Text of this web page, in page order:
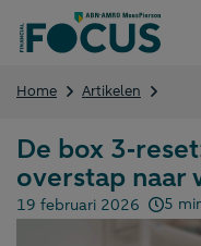
naar
Home Artikelen
van
de
naar
De box
overstap naar
Gepubliceerd op:
19 februari 2026 5